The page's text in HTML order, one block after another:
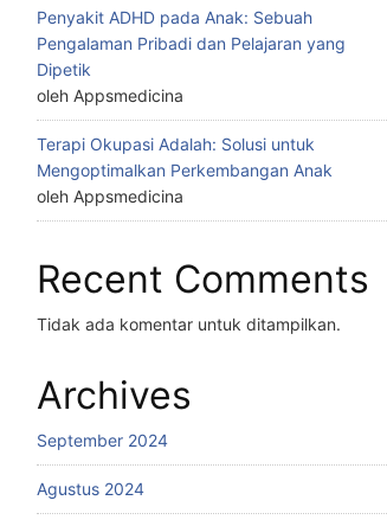
Penyakit ADHD pada Anak: Sebuah
Pengalaman Pribadi dan Pelajaran yang
Dipetik
oleh Appsmedicina
Terapi Okupasi Adalah: Solusi untuk
Mengoptimalkan Perkembangan Anak
oleh Appsmedicina
Recent Comments
Tidak ada komentar untuk ditampilkan.
Archives
September 2024
Agustus 2024